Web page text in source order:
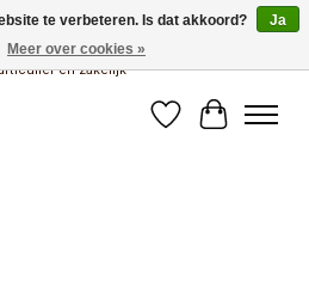
- Gratis verzending vanaf €
en zakelijk
Verlanglijst
te verbeteren. Is dat akkoord?
Ja
Meer over cookies »